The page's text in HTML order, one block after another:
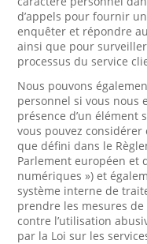
d’appels pour fournir
enquêter et répondre
ainsi que pour
processus du service
Nous pouvons
personnel si vous nous
présence d’un élément
vous pouvez
que défini dans le
Parlement européen et
numériques ») et
système interne de
prendre les mesures
contre l’utilisation
par la Loi sur les